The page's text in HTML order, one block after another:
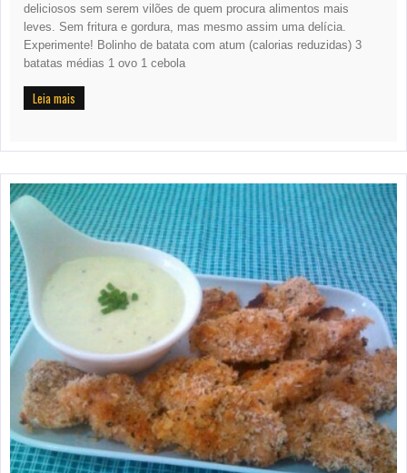
deliciosos sem serem vilões de quem procura alimentos mais
leves. Sem fritura e gordura, mas mesmo assim uma delícia.
Experimente! Bolinho de batata com atum (calorias reduzidas) 3
batatas médias 1 ovo 1 cebola
Leia mais